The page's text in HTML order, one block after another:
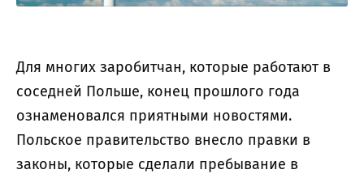
Для многих заробитчан, которые работают в
соседней Польше, конец прошлого года
ознаменовался приятными новостями.
Польское правительство внесло правки в
законы, которые сделали пребывание в